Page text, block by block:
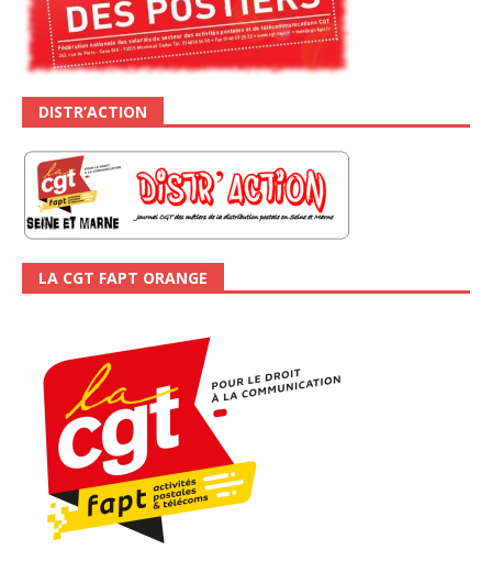
DISTR’ACTION
LA CGT FAPT ORANGE